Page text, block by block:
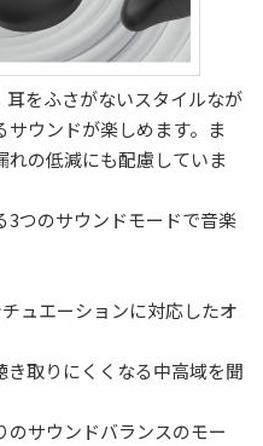
をふさがないスタイルなが
サウンドが楽しめます。ま
れの低減にも配慮していま
3つのサウンドモードで音楽
ュエーションに対応したオ
き取りにくくなる中高域を聞
のサウンドバランスのモー